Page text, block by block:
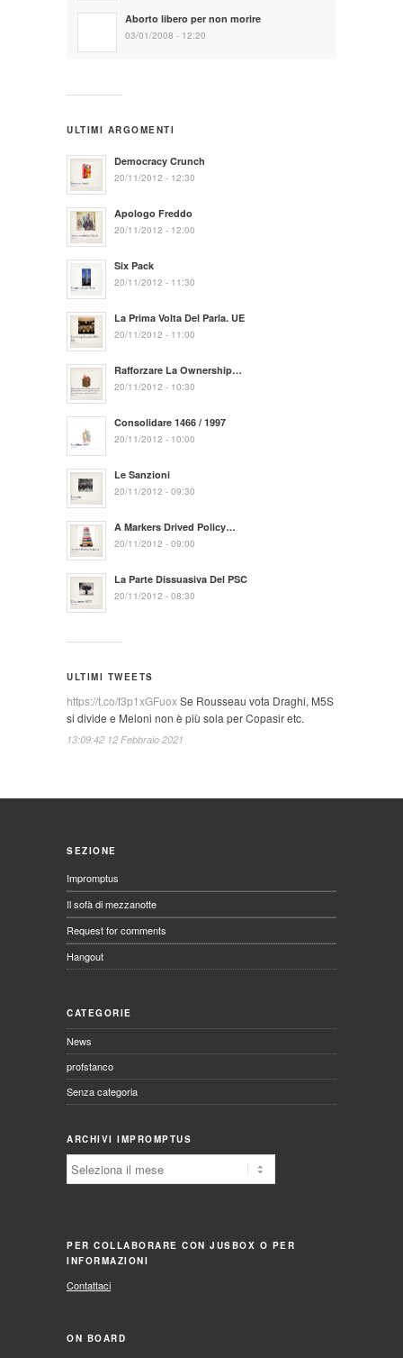
Aborto libero per non morire
03/01/2008 - 12:20
ULTIMI ARGOMENTI
Democracy Crunch
20/11/2012 - 12:30
Apologo Freddo
20/11/2012 - 12:00
Six Pack
20/11/2012 - 11:30
La Prima Volta Del Parla. UE
20/11/2012 - 11:00
Rafforzare La Ownership…
20/11/2012 - 10:30
Consolidare 1466 / 1997
20/11/2012 - 10:00
Le Sanzioni
20/11/2012 - 09:30
A Markers Drived Policy…
20/11/2012 - 09:00
La Parte Dissuasiva Del PSC
20/11/2012 - 08:30
ULTIMI TWEETS
https://t.co/f3p1xGFuoxSe Rousseau vota Draghi, M5S
si divide e Meloni non è più sola per Copasir etc.
13:09:42 12 Febbraio 2021
SEZIONE
Impromptus
Il sofà di mezzanotte
Request for comments
Hangout
CATEGORIE
News
profstanco
Senza categoria
ARCHIVI IMPROMPTUS
Archivi
Impromptus
PER COLLABORARE CON JUSBOX O PER
INFORMAZIONI
Contattaci
ON BOARD